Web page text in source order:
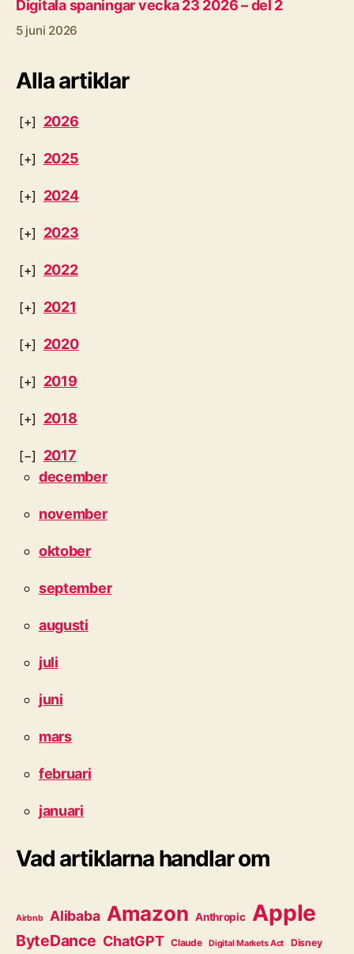
Digitala spaningar vecka 23 2026 – del 2
5 juni 2026
Alla artiklar
2026
2025
2024
2023
2022
2021
2020
2019
2018
2017
december
november
oktober
september
augusti
juli
juni
mars
februari
januari
Vad artiklarna handlar om
Airbnb Alibaba Amazon Anthropic Apple
ByteDance ChatGPT Claude Digital Markets Act Disney